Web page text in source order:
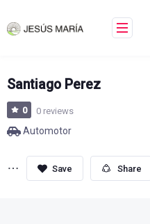
to
Santiago Perez
0 0 reviews
Automotor
Share